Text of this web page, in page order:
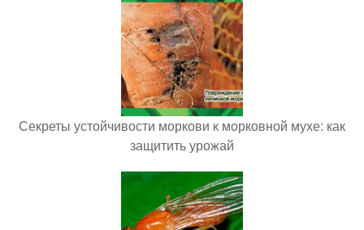
Секреты устойчивости моркови к морковной мухе: как
защитить урожай